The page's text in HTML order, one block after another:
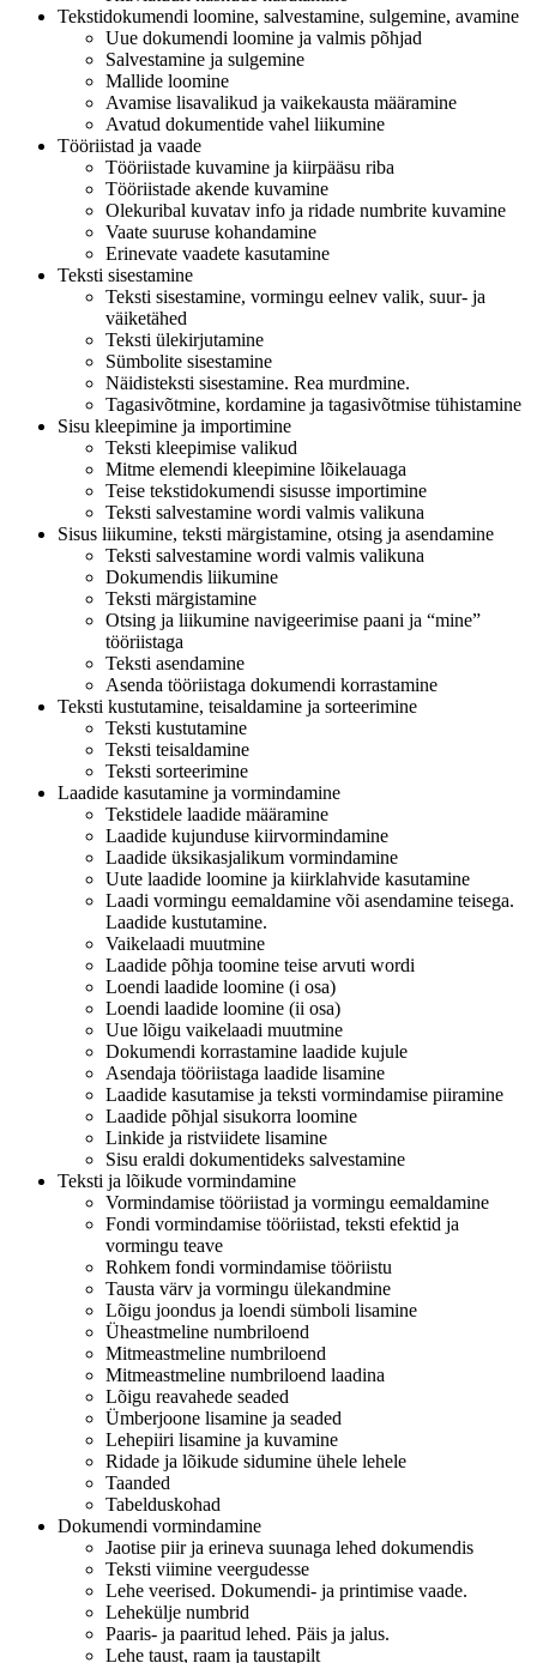
Tekstidokumendi loomine, salvestamine, sulgemine, avamine
Uue dokumendi loomine ja valmis põhjad
Salvestamine ja sulgemine
Mallide loomine
Avamise lisavalikud ja vaikekausta määramine
Avatud dokumentide vahel liikumine
Tööriistad ja vaade
Tööriistade kuvamine ja kiirpääsu riba
Tööriistade akende kuvamine
Olekuribal kuvatav info ja ridade numbrite kuvamine
Vaate suuruse kohandamine
Erinevate vaadete kasutamine
Teksti sisestamine
Teksti sisestamine, vormingu eelnev valik, suur- ja
väiketähed
Teksti ülekirjutamine
Sümbolite sisestamine
Näidisteksti sisestamine. Rea murdmine.
Tagasivõtmine, kordamine ja tagasivõtmise tühistamine
Sisu kleepimine ja importimine
Teksti kleepimise valikud
Mitme elemendi kleepimine lõikelauaga
Teise tekstidokumendi sisusse importimine
Teksti salvestamine wordi valmis valikuna
Sisus liikumine, teksti märgistamine, otsing ja asendamine
Teksti salvestamine wordi valmis valikuna
Dokumendis liikumine
Teksti märgistamine
Otsing ja liikumine navigeerimise paani ja “mine”
tööriistaga
Teksti asendamine
Asenda tööriistaga dokumendi korrastamine
Teksti kustutamine, teisaldamine ja sorteerimine
Teksti kustutamine
Teksti teisaldamine
Teksti sorteerimine
Laadide kasutamine ja vormindamine
Tekstidele laadide määramine
Laadide kujunduse kiirvormindamine
Laadide üksikasjalikum vormindamine
Uute laadide loomine ja kiirklahvide kasutamine
Laadi vormingu eemaldamine või asendamine teisega.
Laadide kustutamine.
Vaikelaadi muutmine
Laadide põhja toomine teise arvuti wordi
Loendi laadide loomine (i osa)
Loendi laadide loomine (ii osa)
Uue lõigu vaikelaadi muutmine
Dokumendi korrastamine laadide kujule
Asendaja tööriistaga laadide lisamine
Laadide kasutamise ja teksti vormindamise piiramine
Laadide põhjal sisukorra loomine
Linkide ja ristviidete lisamine
Sisu eraldi dokumentideks salvestamine
Teksti ja lõikude vormindamine
Vormindamise tööriistad ja vormingu eemaldamine
Fondi vormindamise tööriistad, teksti efektid ja
vormingu teave
Rohkem fondi vormindamise tööriistu
Tausta värv ja vormingu ülekandmine
Lõigu joondus ja loendi sümboli lisamine
Üheastmeline numbriloend
Mitmeastmeline numbriloend
Mitmeastmeline numbriloend laadina
Lõigu reavahede seaded
Ümberjoone lisamine ja seaded
Lehepiiri lisamine ja kuvamine
Ridade ja lõikude sidumine ühele lehele
Taanded
Tabelduskohad
Dokumendi vormindamine
Jaotise piir ja erineva suunaga lehed dokumendis
Teksti viimine veergudesse
Lehe veerised. Dokumendi- ja printimise vaade.
Lehekülje numbrid
Paaris- ja paaritud lehed. Päis ja jalus.
Lehe taust, raam ja taustapilt